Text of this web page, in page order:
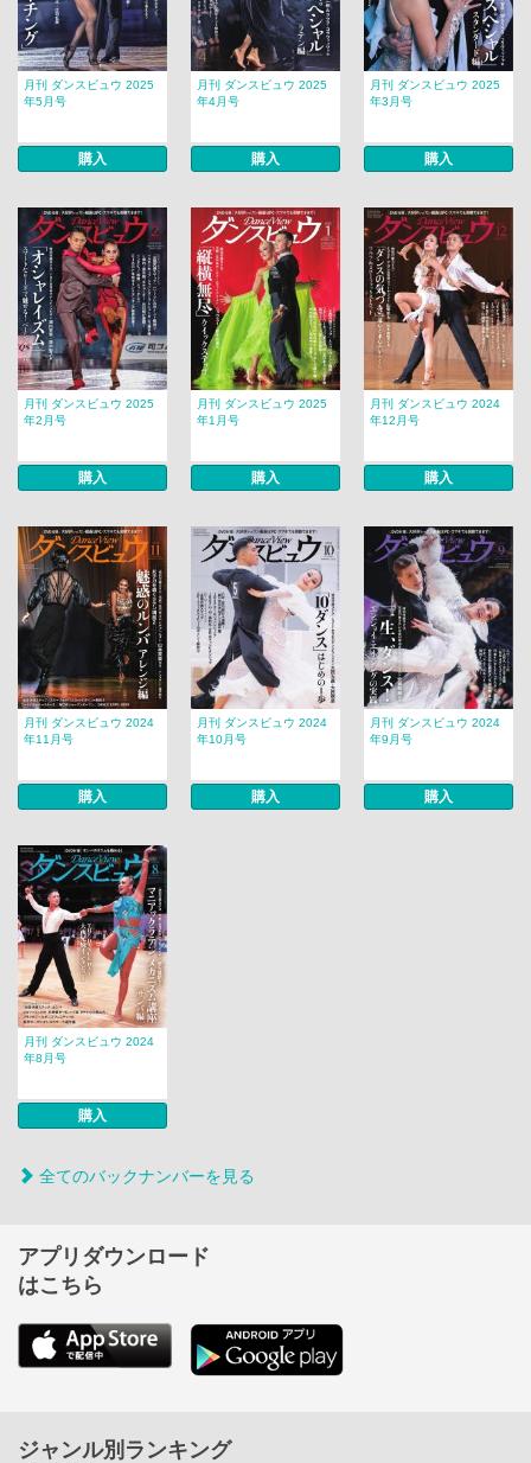
月刊 ダンスビュウ 2025
年5月号
購入
月刊 ダンスビュウ 2025
年4月号
購入
月刊 ダンスビュウ 2025
年3月号
購入
月刊 ダンスビュウ 2025
年2月号
購入
月刊 ダンスビュウ 2025
年1月号
購入
月刊 ダンスビュウ 2024
年12月号
購入
月刊 ダンスビュウ 2024
年11月号
購入
月刊 ダンスビュウ 2024
年10月号
購入
月刊 ダンスビュウ 2024
年9月号
購入
月刊 ダンスビュウ 2024
年8月号
購入
全てのバックナンバーを見る
アプリダウンロード
はこちら
ジャンル別ランキング